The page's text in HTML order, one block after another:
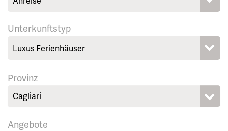
Unterkunftstyp
Provinz
Cagliari
Angebote